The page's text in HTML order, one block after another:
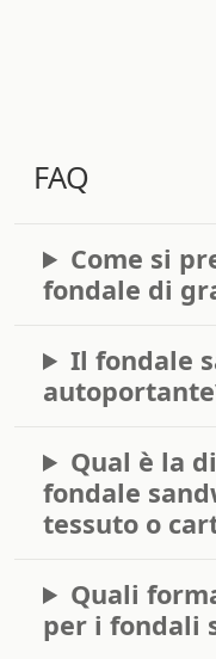
FAQ
Come si
fondale di
Il fondale
Qual è la
fondale
tessuto o
Quali
per i fondali